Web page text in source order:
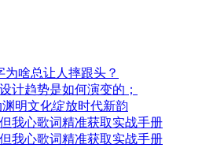
啥总让人摔跟头？
计趋势是如何演变的；
明文化绽放时代新韵
我心歌词精准获取实战手册
我心歌词精准获取实战手册